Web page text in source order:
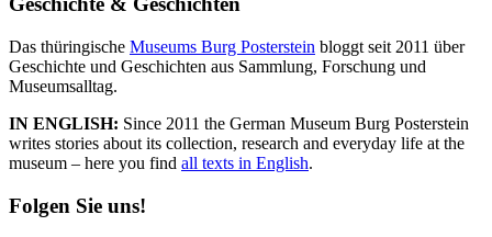
Das thüringische Museums Burg Posterstein bloggt seit 2011 über
Geschichte und Geschichten aus Sammlung, Forschung und
Museumsalltag.
IN ENGLISH: Since 2011 the German Museum Burg Posterstein
writes stories about its collection, research and everyday life at the
museum – here you find all texts in English.
Folgen Sie uns!